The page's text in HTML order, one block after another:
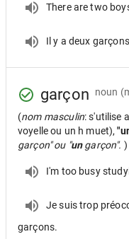
There are two
Il y a deux
garçon noun
(nom masculin: s'utilise
voyelle ou un h muet),
garçon" ou "ungarçon". )
I'm too busy
Je suis trop
garçons.